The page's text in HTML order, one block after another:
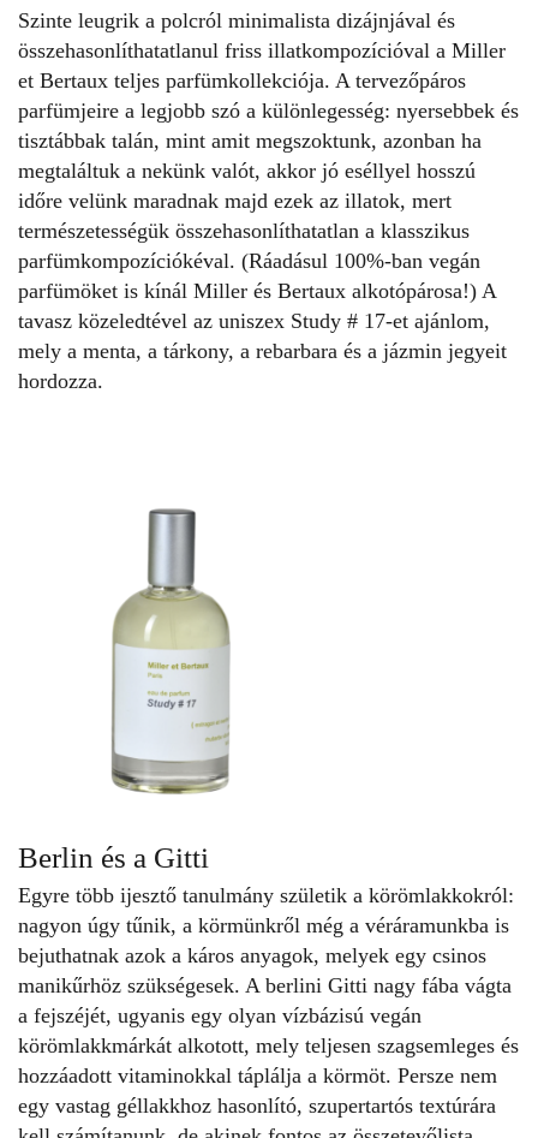
Szinte leugrik a polcról minimalista dizájnjával és
összehasonlíthatatlanul friss illatkompozícióval a Miller
et Bertaux teljes parfümkollekciója. A tervezőpáros
parfümjeire a legjobb szó a különlegesség: nyersebbek és
tisztábbak talán, mint amit megszoktunk, azonban ha
megtaláltuk a nekünk valót, akkor jó eséllyel hosszú
időre velünk maradnak majd ezek az illatok, mert
természetességük összehasonlíthatatlan a klasszikus
parfümkompozíciókéval. (Ráadásul 100%-ban vegán
parfümöket is kínál Miller és Bertaux alkotópárosa!) A
tavasz közeledtével az uniszex Study # 17-et ajánlom,
mely a menta, a tárkony, a rebarbara és a jázmin jegyeit
hordozza.
Berlin és a Gitti
Egyre több ijesztő tanulmány születik a körömlakkokról:
nagyon úgy tűnik, a körmünkről még a véráramunkba is
bejuthatnak azok a káros anyagok, melyek egy csinos
manikűrhöz szükségesek. A berlini Gitti nagy fába vágta
a fejszéjét, ugyanis egy olyan vízbázisú vegán
körömlakkmárkát alkotott, mely teljesen szagsemleges és
hozzáadott vitaminokkal táplálja a körmöt. Persze nem
egy vastag géllakkhoz hasonlító, szupertartós textúrára